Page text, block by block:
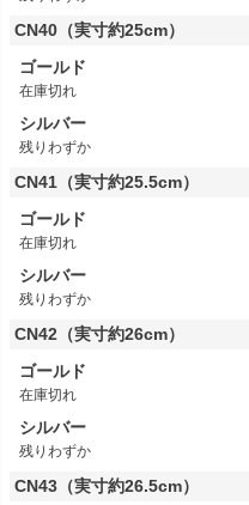
CN40（実寸約25cm）
ゴールド
在庫切れ
シルバー
残りわずか
CN41（実寸約25.5cm）
ゴールド
在庫切れ
シルバー
残りわずか
CN42（実寸約26cm）
ゴールド
在庫切れ
シルバー
残りわずか
CN43（実寸約26.5cm）